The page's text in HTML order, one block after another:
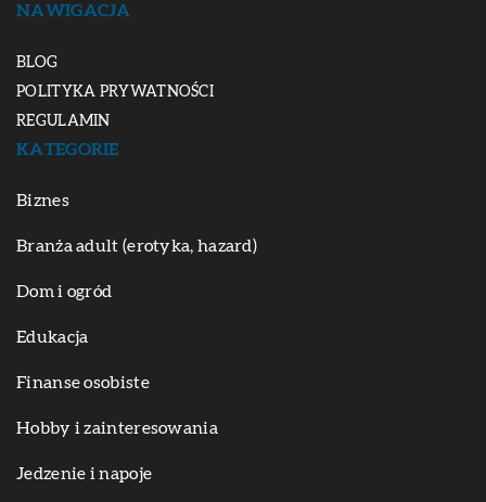
NAWIGACJA
BLOG
POLITYKA PRYWATNOŚCI
REGULAMIN
KATEGORIE
Biznes
Branża adult (erotyka, hazard)
Dom i ogród
Edukacja
Finanse osobiste
Hobby i zainteresowania
Jedzenie i napoje